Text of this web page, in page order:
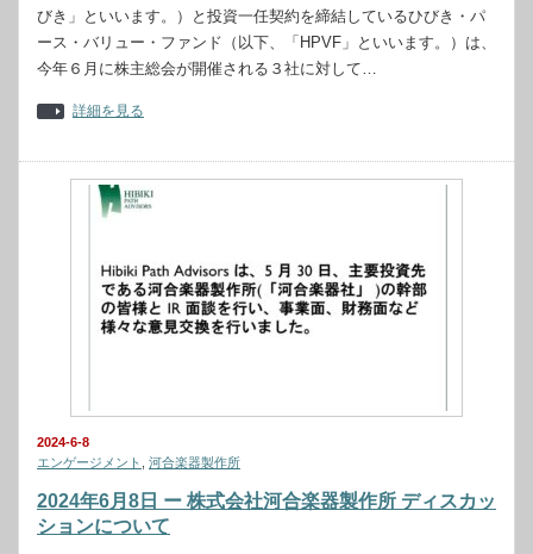
びき」といいます。）と投資一任契約を締結しているひびき・パ
ース・バリュー・ファンド（以下、「HPVF」といいます。）は、
今年６月に株主総会が開催される３社に対して…
詳細を見る
2024-6-8
エンゲージメント
河合楽器製作所
2024年6月8日 ー 株式会社河合楽器製作所 ディスカッ
ションについて